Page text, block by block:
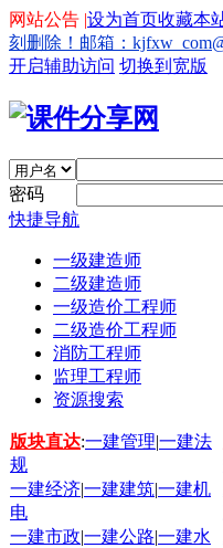
设为首页收藏本
网站公告 |
刻删除！邮箱：
开启辅助访问 切换到宽版
密码
快捷导航
一级建造师
二级建造师
一级造价工程师
二级造价工程师
消防工程师
监理工程师
资源搜索
版块直达:一建管理|一建法
规
一建经济|一建建筑|一建机
电
一建市政|一建公路|一建水